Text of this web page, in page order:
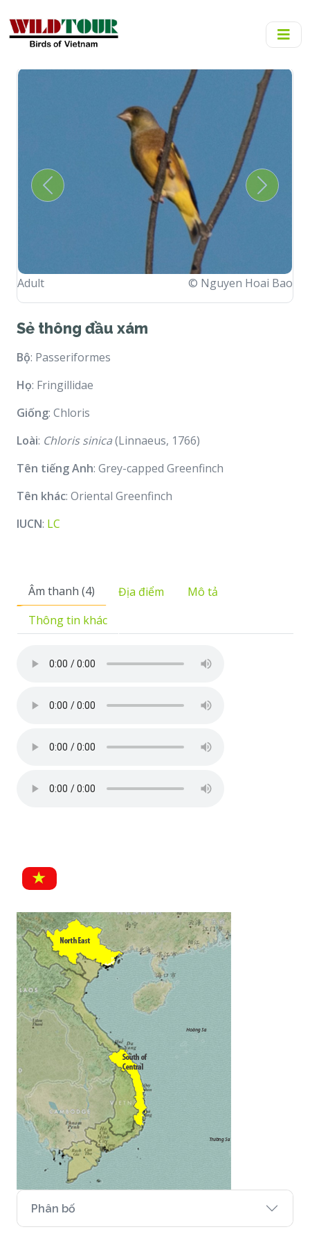
© Nguyen Hoai BaoAdult
Previous Next
Sẻ thông đầu xám
Bộ: Passeriformes
Họ: Fringillidae
Giống: Chloris
Loài: Chloris sinica(Linnaeus, 1766)
Tên tiếng Anh: Grey-capped Greenfinch
Tên khác: Oriental Greenfinch
IUCN: LC
Âm thanh (4) Địa điểm
Mô tả
Thông tin khác
Phân bố